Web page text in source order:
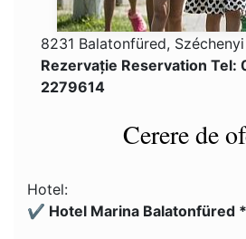
8231 Balatonfüred,
Rezervaţie Reservation
2279614
Cerere de
Hotel:
✔️ Hotel Marina Balatonfüred